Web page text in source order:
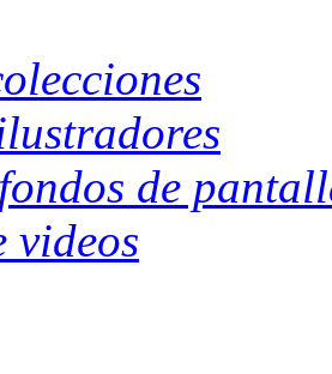
de
videos